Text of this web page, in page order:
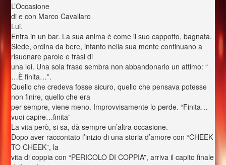
L’Occasione
di e con Marco Cavallaro
Lui.
Entra in un bar. La sua anima è come il suo cappotto, bagnata.
Siede, ordina da bere, intanto nella sua mente continuano a
risuonare parole e frasi di
una lei. Una sola frase sembra non abbandonarlo un attimo: “
…È finita…”.
Quello che credeva fosse sicuro, quello che pensava potesse
non finire, quello che era
per sempre, viene meno. Improvvisamente lo perde. “Finita…
vuoi capire…finita”
La vita però, si sa, dà sempre un’altra occasione.
Dopo aver raccontato l’inizio di una storia d’amore con “CHEEK
TO CHEEK”, la
vita di coppia con “PERICOLO DI COPPIA”, arriva il capito finale